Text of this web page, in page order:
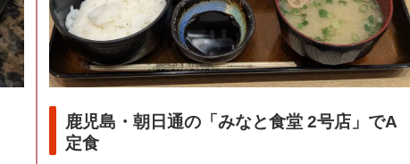
鹿児島・朝日通の「みなと食堂 2号店」でA
定食